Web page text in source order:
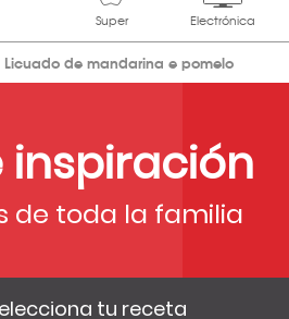
Licuado de mandarina e pomelo
inspiración
de toda la familia
tu receta